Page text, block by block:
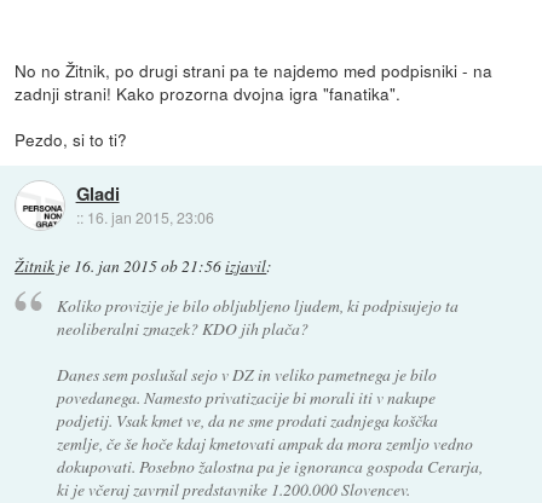
No no Žitnik, po drugi strani pa te najdemo med podpisniki - na
zadnji strani! Kako prozorna dvojna igra "fanatika".
Pezdo, si to ti?
Gladi
:: 16. jan 2015, 23:06
Žitnik je 16. jan 2015 ob 21:56izjavil:
Koliko provizije je bilo obljubljeno ljudem, ki podpisujejo ta
neoliberalni zmazek? KDO jih plača?
Danes sem poslušal sejo v DZ in veliko pametnega je bilo
povedanega. Namesto privatizacije bi morali iti v nakupe
podjetij. Vsak kmet ve, da ne sme prodati zadnjega koščka
zemlje, če še hoče kdaj kmetovati ampak da mora zemljo vedno
dokupovati. Posebno žalostna pa je ignoranca gospoda Cerarja,
ki je včeraj zavrnil predstavnike 1.200.000 Slovencev.